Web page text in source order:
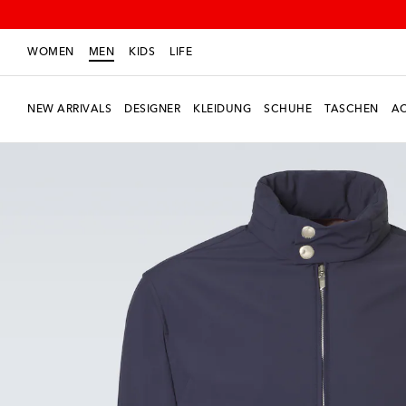
WOMEN MEN KIDS LIFE
NEW ARRIVALS DESIGNER KLEIDUNG SCHUHE TASCHEN